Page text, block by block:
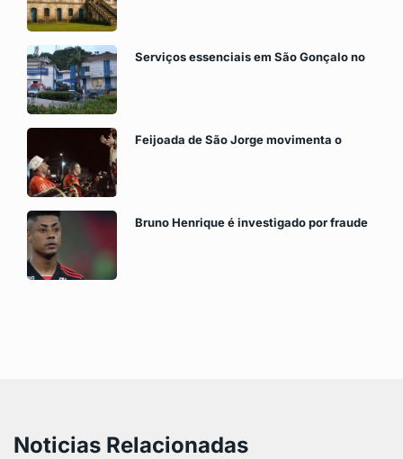
Serviços essenciais em São Gonçalo no
Feijoada de São Jorge movimenta o
Bruno Henrique é investigado por fraude
Noticias Relacionadas